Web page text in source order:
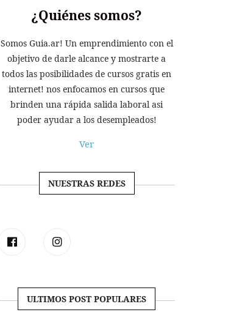
¿Quiénes somos?
Somos Guia.ar! Un emprendimiento con el
objetivo de darle alcance y mostrarte a
todos las posibilidades de cursos gratis en
internet! nos enfocamos en cursos que
brinden una rápida salida laboral asi
poder ayudar a los desempleados!
Ver
NUESTRAS REDES
ULTIMOS POST POPULARES